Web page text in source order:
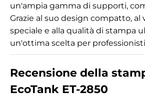
un'ampia gamma di supporti,
Grazie al suo design compatto, al
speciale e alla qualità di stampa
un'ottima scelta per
Recensione della
EcoTank ET-2850